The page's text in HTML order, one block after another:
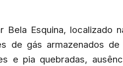
Bela Esquina, localizado
de gás armazenados
e pia quebradas,